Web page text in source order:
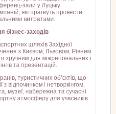
зали у Луцьку
які прагнуть провести
витратами.
бізнес-заходів
шляхів Західної
з Києвом, Львовом, Рівним
для міжрегіональних і
та презентацій.
туристичних об’єктів, що
з відпочинком і нетворкінгом.
музеї, набережна та сучасні
атмосферу для учасників